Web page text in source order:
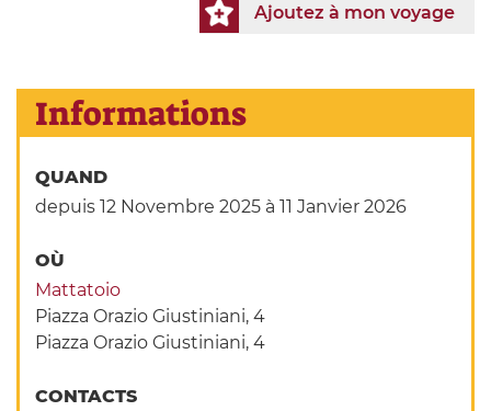
Ajoutez à mon voyage
Informations
QUAND
depuis 12 Novembre 2025 à 11 Janvier 2026
OÙ
Mattatoio
Piazza Orazio Giustiniani, 4
Piazza Orazio Giustiniani, 4
CONTACTS